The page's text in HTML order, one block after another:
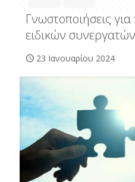
Γνωστοποιήσεις
ειδικών συνεργατών
23 Ιανουαρίου 2024